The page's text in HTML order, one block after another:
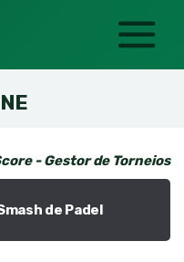
- Gestor de Torneios
de Padel